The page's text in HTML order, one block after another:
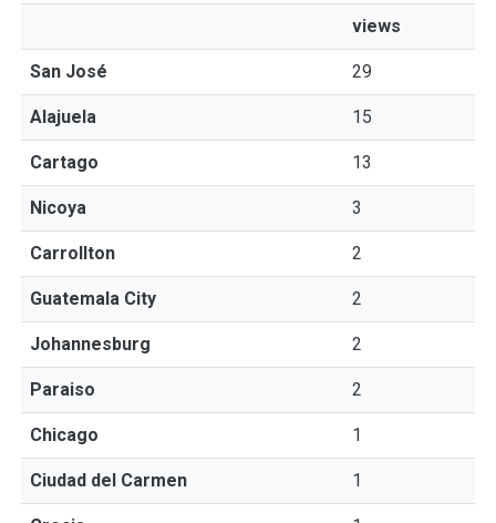
views
San José 29
Alajuela 15
Cartago 13
Nicoya 3
Carrollton 2
Guatemala City 2
Johannesburg 2
Paraiso 2
Chicago 1
Ciudad del Carmen 1